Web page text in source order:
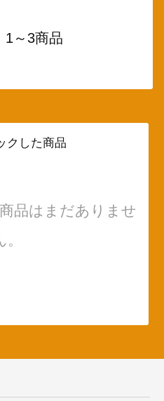
1～3商品
クした商品
品はまだありませ
。